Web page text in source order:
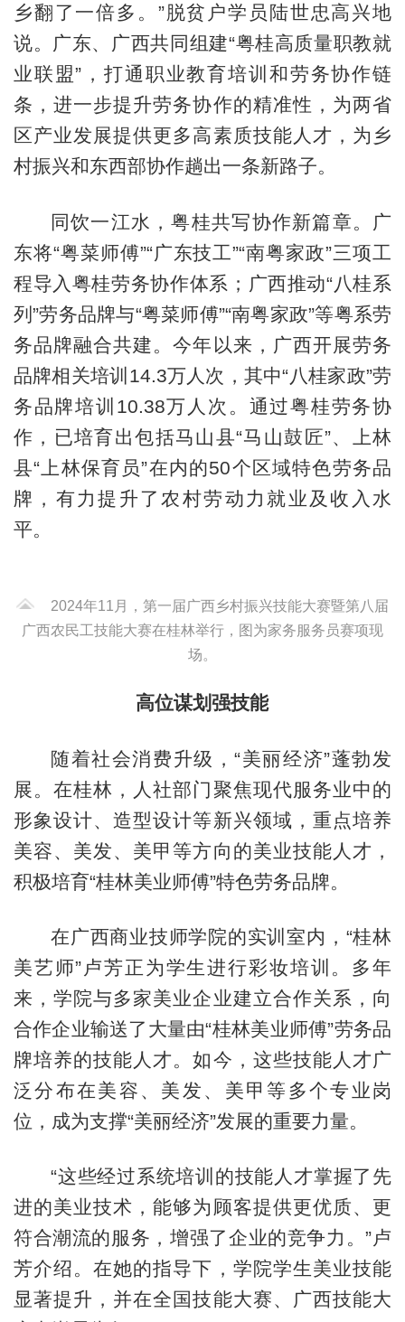
乡翻了一倍多。”脱贫户学员陆世忠高兴地
说。广东、广西共同组建“粤桂高质量职教就
业联盟”，打通职业教育培训和劳务协作链
条，进一步提升劳务协作的精准性，为两省
区产业发展提供更多高素质技能人才，为乡
村振兴和东西部协作趟出一条新路子。
同饮一江水，粤桂共写协作新篇章。广
东将“粤菜师傅”“广东技工”“南粤家政”三项工
程导入粤桂劳务协作体系；广西推动“八桂系
列”劳务品牌与“粤菜师傅”“南粤家政”等粤系劳
务品牌融合共建。今年以来，广西开展劳务
品牌相关培训14.3万人次，其中“八桂家政”劳
务品牌培训10.38万人次。通过粤桂劳务协
作，已培育出包括马山县“马山鼓匠”、上林
县“上林保育员”在内的50个区域特色劳务品
牌，有力提升了农村劳动力就业及收入水
平。
2024年11月，第一届广西乡村振兴技能大赛暨第八届
广西农民工技能大赛在桂林举行，图为家务服务员赛项现
场。
高位谋划强技能
随着社会消费升级，“美丽经济”蓬勃发
展。在桂林，人社部门聚焦现代服务业中的
形象设计、造型设计等新兴领域，重点培养
美容、美发、美甲等方向的美业技能人才，
积极培育“桂林美业师傅”特色劳务品牌。
在广西商业技师学院的实训室内，“桂林
美艺师”卢芳正为学生进行彩妆培训。多年
来，学院与多家美业企业建立合作关系，向
合作企业输送了大量由“桂林美业师傅”劳务品
牌培养的技能人才。如今，这些技能人才广
泛分布在美容、美发、美甲等多个专业岗
位，成为支撑“美丽经济”发展的重要力量。
“这些经过系统培训的技能人才掌握了先
进的美业技术，能够为顾客提供更优质、更
符合潮流的服务，增强了企业的竞争力。”卢
芳介绍。在她的指导下，学院学生美业技能
显著提升，并在全国技能大赛、广西技能大